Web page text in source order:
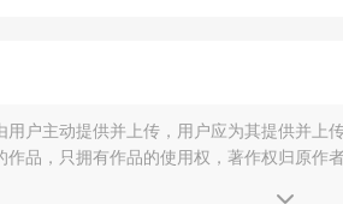
用户主动提供并上传，用户应为其提供并上
作品，只拥有作品的使用权，著作权归原作